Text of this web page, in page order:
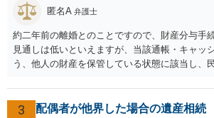
匿名A 弁護士
約二年前の離婚とのことですので、財産分与手
見通しは低いといえますが、当該通帳・キャッ
う、他人の財産を保管している状態に該当し、
えにくくとも、表だってのお答えとしては元妻
とはできないというお答えになってしまいます。
3 配偶者が他界した場合の遺産相続